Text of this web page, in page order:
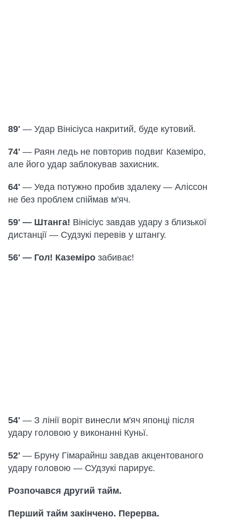
89' — Удар Вінісіуса накритий, буде кутовий.
74' — Раян ледь не повторив подвиг Каземіро,
але його удар заблокував захисник.
64' — Уеда потужно пробив здалеку — Аліссон
не без проблем спіймав м'яч.
59' — Штанга! Вінісіус завдав удару з близької
дистанції — Судзукі перевів у штангу.
56' — Гол! Каземіро забиває!
54' — З лінії воріт винесли м'яч японці після
удару головою у виконанні Куньї.
52' — Бруну Гімарайнш завдав акцентованого
удару головою — СУдзукі парирує.
Розпочався другий тайм.
Перший тайм закінчено. Перерва.